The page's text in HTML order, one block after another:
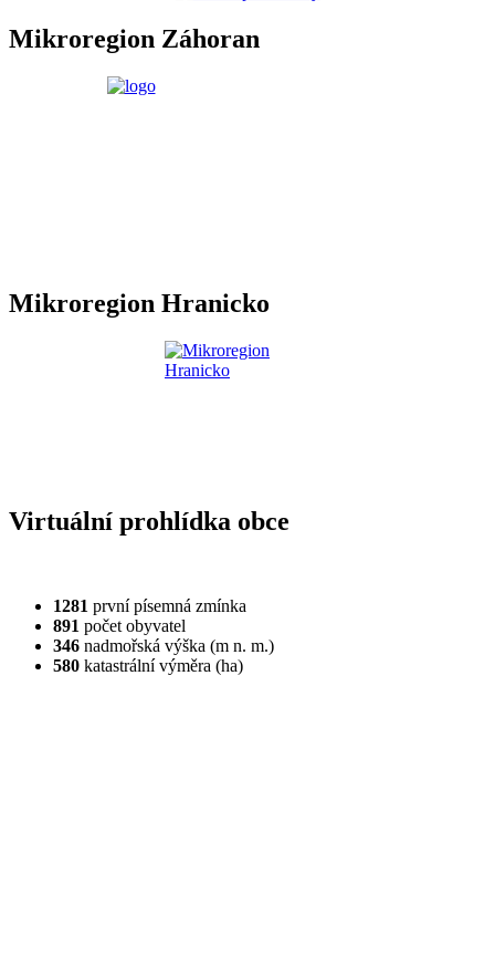
Mikroregion Záhoran
Mikroregion Hranicko
Virtuální prohlídka obce
1281 první písemná zmínka
891 počet obyvatel
346 nadmořská výška (m n. m.)
580 katastrální výměra (ha)